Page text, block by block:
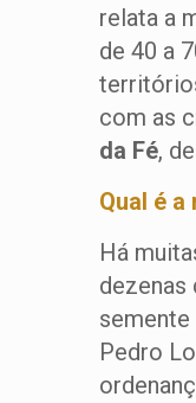
relata a
de 40 a
com as
da Fé,
Qual é
Há
dezenas
Pedro